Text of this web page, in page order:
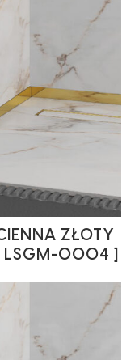
ZŁOTY
LSGM-0004 ]